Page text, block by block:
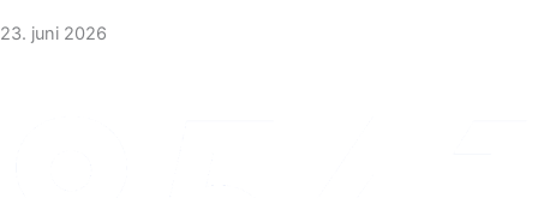
23. juni 2026